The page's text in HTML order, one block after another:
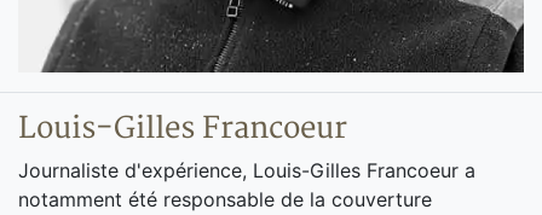
Louis-Gilles Francoeur
Journaliste d'expérience, Louis-Gilles Francoeur a
notamment été responsable de la couverture